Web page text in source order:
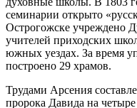
семинарии открыто
Острогожске учреждено
учителей приходских
южных уездах. За время
построено 29 храмов.
Трудами Арсения
пророка Давида на